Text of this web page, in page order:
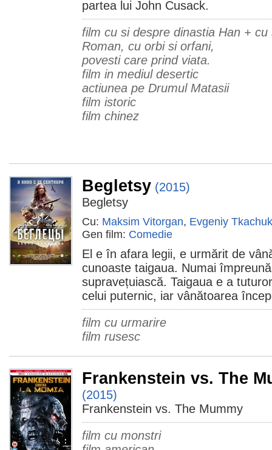
partea lui John Cusack.
film cu si despre dinastia Han +
Roman, cu orbi si orfani,
povesti care prind viata.
film in mediul desertic
actiunea pe Drumul Matasii
film istoric
film chinez
Begletsy (2015)
Begletsy
Cu: Maksim Vitorgan, Evgeniy Tkachuk
Gen film: Comedie
El e în afara legii, e urmărit de
cunoaste taigaua. Numai
supravețuiască. Taigaua e a
celui puternic, iar vânătoarea
film cu urmarire
film rusesc
Frankenstein vs. The
(2015)
Frankenstein vs. The Mummy
film cu monstri